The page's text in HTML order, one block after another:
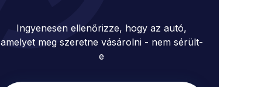
Ingyenesen ellenőrizze, hogy az autó,
amelyet meg szeretne vásárolni - nem sérült-
e